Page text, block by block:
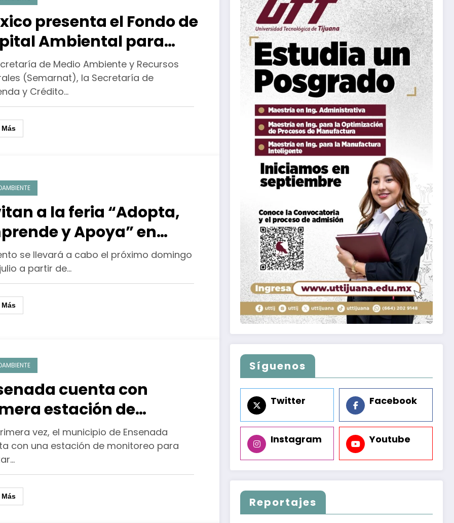
presenta el Fondo de
Ambiental para
recursos en temas
climática y
sustentable
de Medio Ambiente y Recursos
(Semarnat), la Secretaría de
y Crédito…
Más
a la feria “Adopta,
y Apoya” en
Esperanto de
se llevará a cabo el próximo domingo
a partir de…
Más
cuenta con
estación de
de calidad del
vez, el municipio de Ensenada
con una estación de monitoreo para
Más
Síguenos
Twitter Facebook
Instagram Youtube
Reportajes